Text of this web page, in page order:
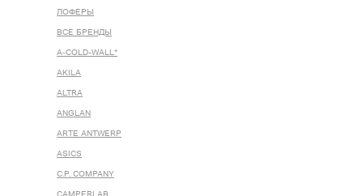
ЛОФЕРЫ
ВСЕ БРЕНДЫ
A-COLD-WALL*
AKILA
ALTRA
ANGLAN
ARTE ANTWERP
ASICS
C.P. COMPANY